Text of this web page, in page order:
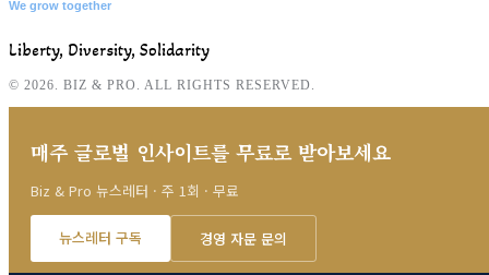
We grow together
Liberty, Diversity, Solidarity
© 2026. BIZ & PRO. ALL RIGHTS RESERVED.
매주 글로벌 인사이트를 무료로 받아보세요
Biz & Pro 뉴스레터 · 주 1회 · 무료
뉴스레터 구독 경영 자문 문의